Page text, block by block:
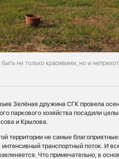
не только красивыми, но и
Зелёная дружина СГК провела
паркового хозяйства посадили
и Крылова.
территории не самые
транспортный поток. И
Что примечательно, в